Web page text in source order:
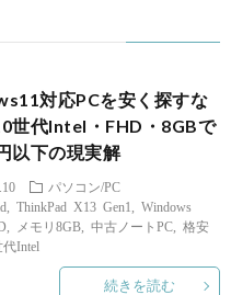
し
プ
対応PCを安く探すな
世代Intel・FHD・8GBで
以下の現実解
パソコン/PC
ThinkPad X13 Gen1
Windows
メモリ8GB, 中古ノートPC, 格安
代Intel
続きを読む